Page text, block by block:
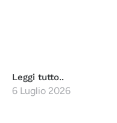
Leggi tutto..
6 Luglio 2026